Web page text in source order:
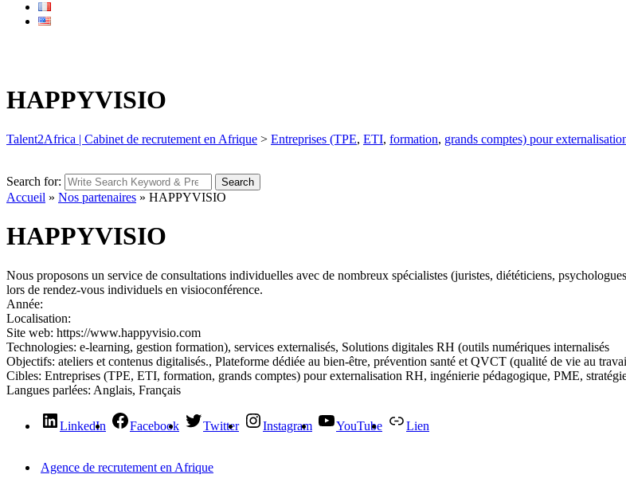
HAPPYVISIO
Talent2Africa | Cabinet de recrutement en Afrique > Entreprises (TPE, ETI, formation, grands comptes) pour
Search for: Search
Accueil » Nos partenaires » HAPPYVISIO
HAPPYVISIO
Nous proposons un service de consultations individuelles avec de nombreux spécialistes (juristes, diététiciens,
lors de rendez-vous individuels en visioconférence.
Année:
Localisation:
Site web: https://www.happyvisio.com
Technologies: e‑learning, gestion formation), services externalisés, Solutions digitales RH (outils numériques internalisés
Objectifs: ateliers et contenus digitalisés., Plateforme dédiée au bien‑être, prévention santé et QVCT (qualité de vie au
Cibles: Entreprises (TPE, ETI, formation, grands comptes) pour externalisation RH, ingénierie pédagogique, PME,
Langues parlées: Anglais, Français
LinkedIn Facebook Twitter Instagram YouTube Lien
Agence de recrutement en Afrique